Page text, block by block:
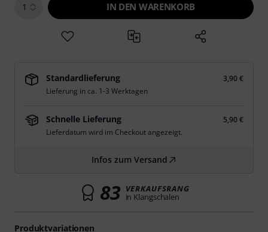
Produktvariationen
1 IN DEN WARENKORB
Standardlieferung
3,90 €
Lieferung in ca. 1-3 Werktagen
Schnelle Lieferung
5,90 €
Lieferdatum wird im Checkout angezeigt.
Infos zum Versand
83 VERKAUFSRANG
in Klangschalen